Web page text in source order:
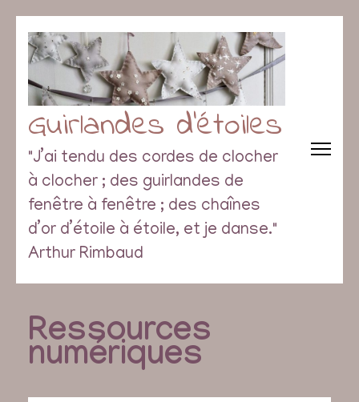
Guirlandes d’étoiles
"J’ai tendu des cordes de clocher
à clocher ; des guirlandes de
fenêtre à fenêtre ; des chaînes
d’or d’étoile à étoile, et je danse."
Arthur Rimbaud
Ressources
numériques